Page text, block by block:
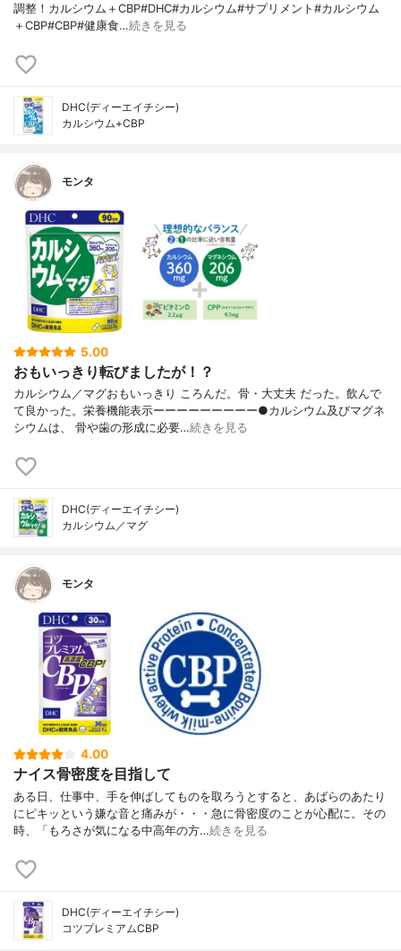
調整！カルシウム＋CBP#DHC#カルシウム#サプリメント#カルシウム
＋CBP#CBP#健康食…続きを見る
DHC(ディーエイチシー)
カルシウム+CBP
モンタ
5.00
おもいっきり転びましたが！？
カルシウム／マグおもいっきり ころんだ。骨・大丈夫 だった。飲んで
て良かった。栄養機能表示ーーーーーーーーー●カルシウム及びマグネ
シウムは、 骨や歯の形成に必要…続きを見る
DHC(ディーエイチシー)
カルシウム／マグ
モンタ
4.00
ナイス骨密度を目指して
ある日、仕事中、手を伸ばしてものを取ろうとすると、あばらのあたり
にピキッという嫌な音と痛みが・・・急に骨密度のことが心配に。その
時、「もろさが気になる中高年の方…続きを見る
DHC(ディーエイチシー)
コツプレミアムCBP